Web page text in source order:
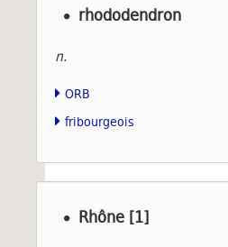
rhododendron
n.
ORB
fribourgeois
Rhône [1]